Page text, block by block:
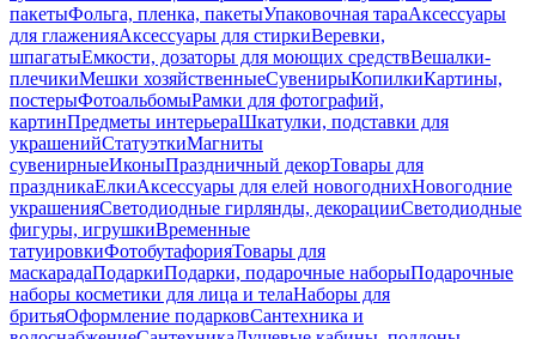
пакетыФольга, пленка, пакетыУпаковочная тараАксессуары
для глаженияАксессуары для стиркиВеревки,
шпагатыЕмкости, дозаторы для моющих средствВешалки-
плечикиМешки хозяйственныеСувенирыКопилкиКартины,
постерыФотоальбомыРамки для фотографий,
картинПредметы интерьераШкатулки, подставки для
украшенийСтатуэткиМагниты
сувенирныеИконыПраздничный декорТовары для
праздникаЕлкиАксессуары для елей новогоднихНовогодние
украшенияСветодиодные гирлянды, декорацииСветодиодные
фигуры, игрушкиВременные
татуировкиФотобутафорияТовары для
маскарадаПодаркиПодарки, подарочные наборыПодарочные
наборы косметики для лица и телаНаборы для
бритьяОформление подарковСантехника и